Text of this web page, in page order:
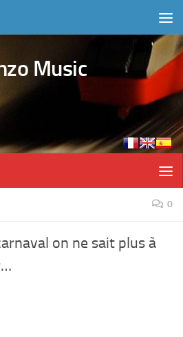
Music
0
on ne sait plus à